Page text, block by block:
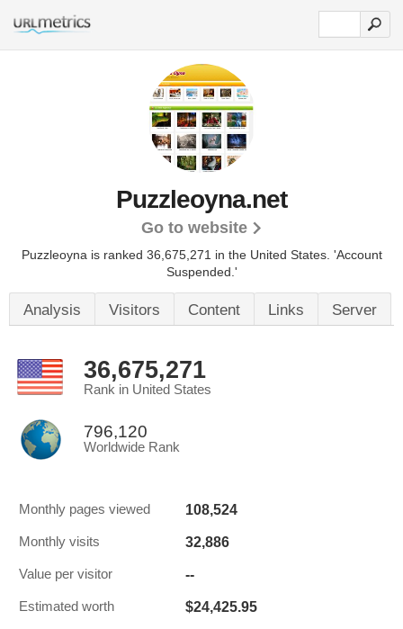
Puzzleoyna.net
Go to website
Puzzleoyna is ranked 36,675,271 in the United States. 'Account
Suspended.'
Analysis Visitors Content Links Server
36,675,271
Rank in United States
796,120
Worldwide Rank
Monthly pages viewed 108,524
Monthly visits 32,886
Value per visitor --
Estimated worth $24,425.95